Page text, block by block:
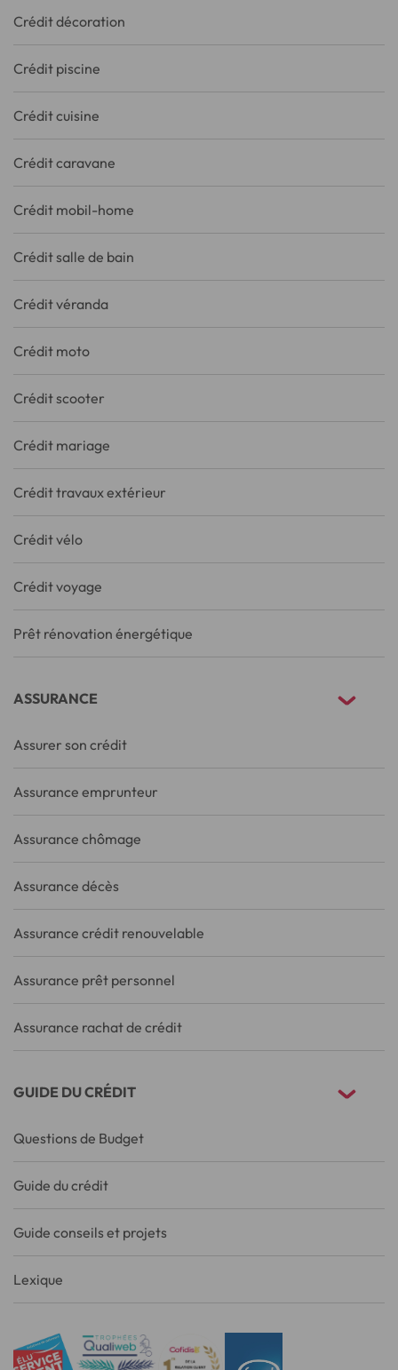
Crédit décoration
Crédit piscine
Crédit cuisine
Crédit caravane
Crédit mobil-home
Crédit salle de bain
Crédit véranda
Crédit moto
Crédit scooter
Crédit mariage
Crédit travaux extérieur
Crédit vélo
Crédit voyage
Prêt rénovation énergétique
ASSURANCE
Assurer son crédit
Assurance emprunteur
Assurance chômage
Assurance décès
Assurance crédit renouvelable
Assurance prêt personnel
Assurance rachat de crédit
GUIDE DU CRÉDIT
Questions de Budget
Guide du crédit
Guide conseils et projets
Lexique